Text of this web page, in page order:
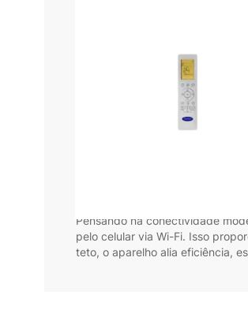
Ar
Ar Condicionado Split
desempenho com conforto
consumo de energia e
Pensando na conectividade
pelo celular via Wi-Fi. Isso
teto, o aparelho alia eficiência,